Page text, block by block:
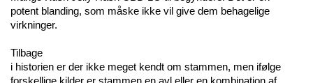
potent blanding, som måske ikke vil give dem behagelige
virkninger.
Tilbage
i historien er der ikke meget kendt om stammen, men ifølge